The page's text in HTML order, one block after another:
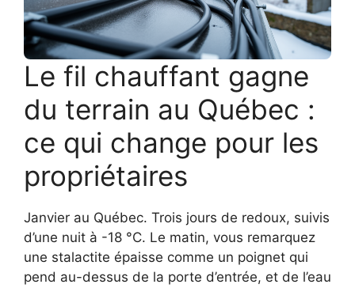
Le fil chauffant gagne
du terrain au Québec :
ce qui change pour les
propriétaires
Janvier au Québec. Trois jours de redoux, suivis
d’une nuit à -18 °C. Le matin, vous remarquez
une stalactite épaisse comme un poignet qui
pend au-dessus de la porte d’entrée, et de l’eau